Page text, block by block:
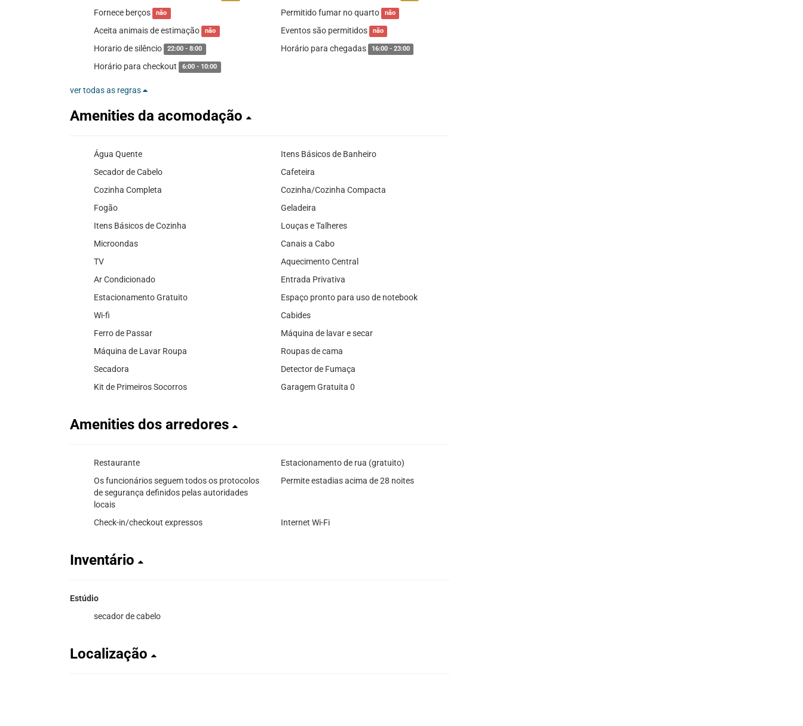
Fornece berços não Permitido fumar no quarto não
Aceita animais de estimação não Eventos são permitidos não
Horario de silêncio 22:00 - 8:00 Horário para chegadas 16:00 - 23:00
Horário para checkout 6:00 - 10:00
ver todas as regras
Amenities da acomodação
Água Quente
Itens Básicos de Banheiro
Secador de Cabelo
Cafeteira
Cozinha Completa
Cozinha/Cozinha Compacta
Fogão
Geladeira
Itens Básicos de Cozinha
Louças e Talheres
Microondas
Canais a Cabo
TV
Aquecimento Central
Ar Condicionado
Entrada Privativa
Estacionamento Gratuito
Espaço pronto para uso de notebook
Wi-fi
Cabides
Ferro de Passar
Máquina de lavar e secar
Máquina de Lavar Roupa
Roupas de cama
Secadora
Detector de Fumaça
Kit de Primeiros Socorros
Garagem Gratuita 0
Amenities dos arredores
Restaurante
Estacionamento de rua (gratuito)
Os funcionários seguem todos os protocolos
de segurança definidos pelas autoridades
locais
Permite estadias acima de 28 noites
Check-in/checkout expressos Internet Wi-Fi
Inventário
Estúdio
secador de cabelo
Localização